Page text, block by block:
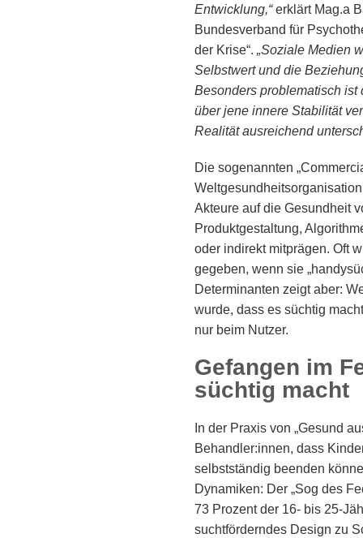
Entwicklung,“erklärt Mag.a
Bundesverband für
der Krise“. „Soziale Medien
Selbstwert und die
Besonders problematisch
über jene innere Stabilität
Realität ausreichend
Die sogenannten
Akteure auf die Gesundheit
Produktgestaltung,
oder indirekt mitprägen. Oft
gegeben, wenn sie
Determinanten zeigt aber:
wurde, dass es süchtig
nur beim Nutzer.
Gefangen im
süchtig macht
In der Praxis von „Gesund
Behandler:innen, dass
selbstständig beenden
Dynamiken: Der „Sog des
73 Prozent der 16- bis 25-
suchtförderndes Design zu